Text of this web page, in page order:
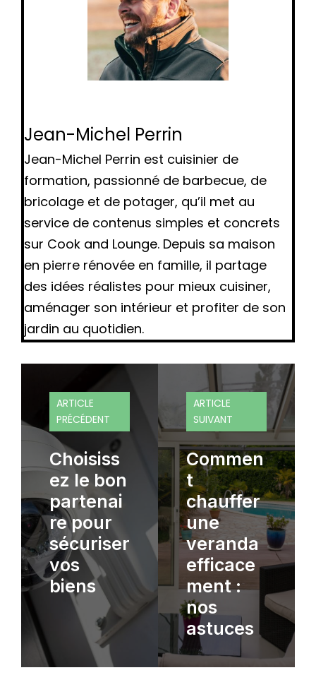
Jean-Michel Perrin
Jean-Michel Perrin est cuisinier de
formation, passionné de barbecue, de
bricolage et de potager, qu’il met au
service de contenus simples et concrets
sur Cook and Lounge. Depuis sa maison
en pierre rénovée en famille, il partage
des idées réalistes pour mieux cuisiner,
aménager son intérieur et profiter de son
jardin au quotidien.
ARTICLE
PRÉCÉDENT
Choisiss
ez le bon
partenai
re pour
sécuriser
vos
biens
ARTICLE
SUIVANT
Commen
t
chauffer
une
veranda
efficace
ment :
nos
astuces